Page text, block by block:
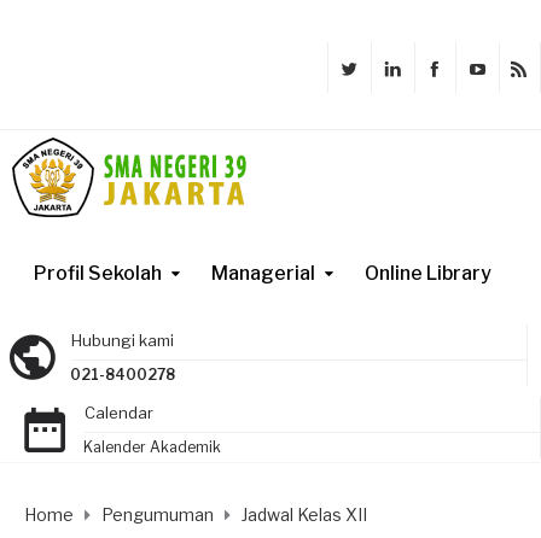
Profil Sekolah Managerial Online Library
Hubungi kami
021-8400278
Calendar
Kalender Akademik
Home Pengumuman Jadwal Kelas XII